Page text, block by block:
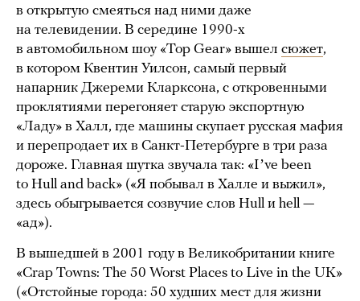
в открытую смеяться над ними даже
на телевидении. В середине 1990-х
в автомобильном шоу «Top Gear» вышел сюжет,
в котором Квентин Уилсон, самый первый
напарник Джереми Кларксона, с откровенными
проклятиями перегоняет старую экспортную
«Ладу» в Халл, где машины скупает русская мафия
и перепродает их в Санкт-Петербурге в три раза
дороже. Главная шутка звучала так: «Iʼve been
to Hull and back» («Я побывал в Халле и выжил»,
здесь обыгрывается созвучие слов Hull и hell —
«ад»).
В вышедшей в 2001 году в Великобритании книге
«Crap Towns: The 50 Worst Places to Live in the UK»
(«Отстойные города: 50 худших мест для жизни